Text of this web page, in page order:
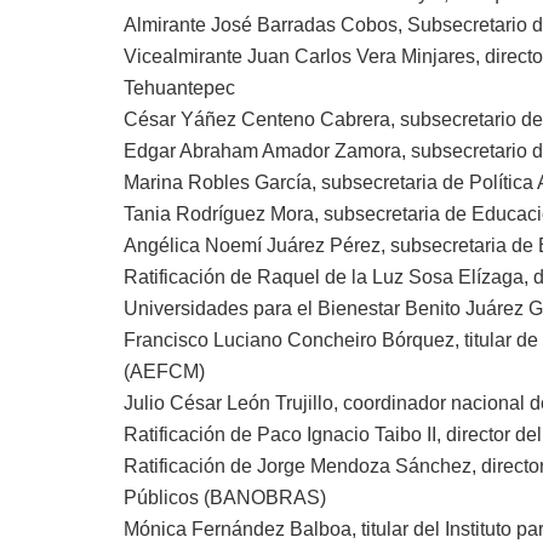
Almirante José Barradas Cobos, Subsecretario
Vicealmirante Juan Carlos Vera Minjares,
Tehuantepec
César Yáñez Centeno Cabrera, subsecretario
Edgar Abraham Amador Zamora, subsecretario
Marina Robles García, subsecretaria de
Tania Rodríguez Mora, subsecretaria de
Angélica Noemí Juárez Pérez, subsecretaria de
Ratificación de Raquel de la Luz Sosa Elízaga,
Universidades para el Bienestar Benito Juárez
Francisco Luciano Concheiro Bórquez, titular
(AEFCM)
Julio César León Trujillo, coordinador nacional
Ratificación de Paco Ignacio Taibo II, director
Ratificación de Jorge Mendoza Sánchez,
Públicos (BANOBRAS)
Mónica Fernández Balboa, titular del Instituto